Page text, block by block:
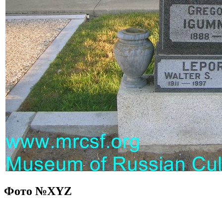
Фото №XYZ